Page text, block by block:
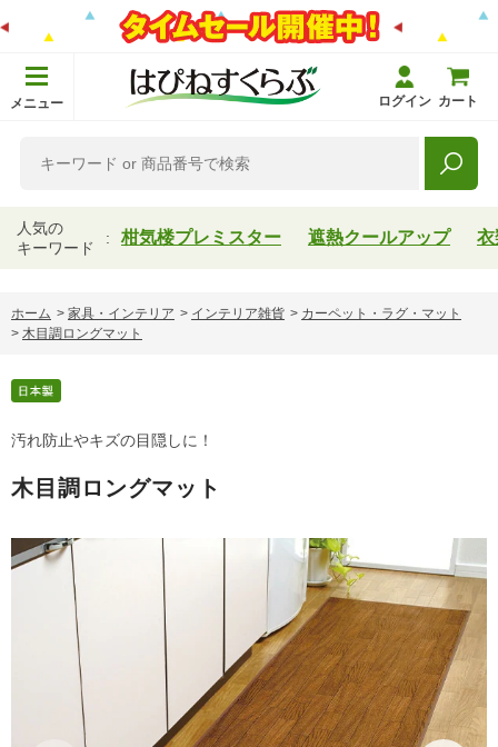
メニュー ログイン カート
人気の
キーワード
柑気楼プレミスター 遮熱クールアップ 衣
ホーム > 家具・インテリア > インテリア雑貨 > カーペット・ラグ・マット
> 木目調ロングマット
汚れ防止やキズの目隠しに！
木目調ロングマット